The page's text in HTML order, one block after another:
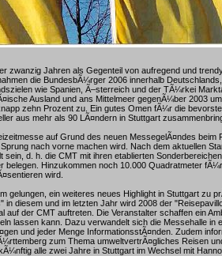
zwanzig Jahren als Gegenteil von aufregend und
die BundesbÃ¼rger 2006 innerhalb
wie Spanien, Ã–sterreich und der TÃ¼rkei
Ausland und ans Mittelmeer gegenÃ¼ber 2003
zehn Prozent zu. Ein gutes Omen fÃ¼r die
aus mehr als 90 LÃ¤ndern in Stuttgart
auf Grund des neuen MessegelÃ¤ndes beim
nach vorne machen wird. Nach dem aktuellen
d. h. die CMT mit ihren etablierten
belegen. Hinzukommen noch 10.000 Quadratmeter
wird.
gelungen, ein weiteres neues Highlight in Stuttgart zu
diesem und im letzten Jahr wird 2008 der
der CMT auftreten. Die Veranstalter schaffen ein
lassen kann. Dazu verwandelt sich die Messehalle in
und jeder Menge InformationsstÃ¤nden. Zudem
zum Thema umweltvertrÃ¤gliches Reisen
alle zwei Jahre in Stuttgart im Wechsel mit